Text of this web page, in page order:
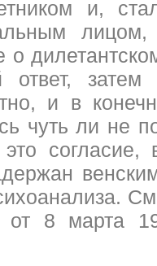
и,
о
затем
и в
чуть ли не
8 марта